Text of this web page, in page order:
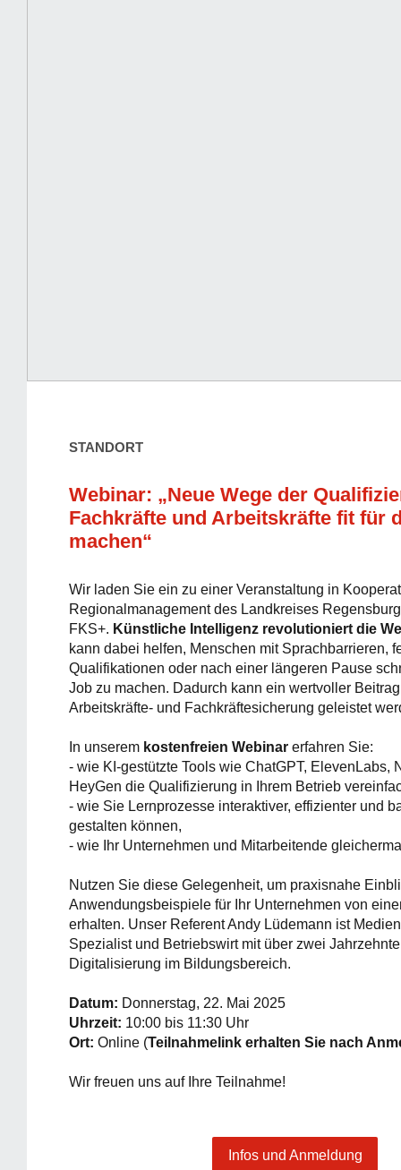
STANDORT
Webinar: „Neue Wege der
Fachkräfte und Arbeitskräfte fit für
machen“
Wir laden Sie ein zu einer Veranstaltung in
Regionalmanagement des Landkreises
FKS+. Künstliche Intelligenz revolutioniert die
kann dabei helfen, Menschen mit Sprachbarrieren,
Qualifikationen oder nach einer längeren Pause
Job zu machen. Dadurch kann ein wertvoller
Arbeitskräfte- und Fachkräftesicherung geleistet
In unserem kostenfreien Webinar erfahren Sie:
- wie KI-gestützte Tools wie ChatGPT, ElevenLabs,
HeyGen die Qualifizierung in Ihrem Betrieb
- wie Sie Lernprozesse interaktiver, effizienter und
gestalten können,
- wie Ihr Unternehmen und Mitarbeitende
Nutzen Sie diese Gelegenheit, um praxisnahe
Anwendungsbeispiele für Ihr Unternehmen von
erhalten. Unser Referent Andy Lüdemann ist
Spezialist und Betriebswirt mit über zwei
Digitalisierung im Bildungsbereich.
Datum: Donnerstag, 22. Mai 2025
Uhrzeit: 10:00 bis 11:30 Uhr
Ort: Online (Teilnahmelink erhalten Sie nach
Wir freuen uns auf Ihre Teilnahme!
Infos und Anmeldung